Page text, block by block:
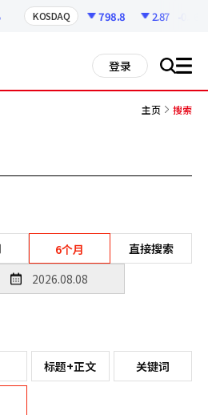
KOSDAQ 798.8 2.87 -0.36%
登录 搜 all
主页 搜索
6个月 直接搜索
标题+正文 关键词